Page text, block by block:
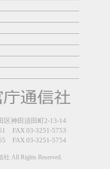
登録有形文
化財となっ
た東北大植
物園八...
日更新
県警等と大
規模災害時
神田須田町2-13-14
FAX 03-3251-5753
FAX 03-3251-5754
All Rights Reserved.